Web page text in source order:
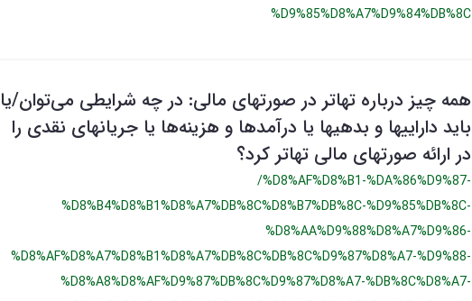
%D9%85%D8%A7%D9%84%DB%8C
همه چیز درباره تهاتر در صورتهای مالی: در چه شرایطی می‌توان/یا
باید داراييها و بدهيها یا درآمدها و هزينه‌ها یا جریانهای نقدی را
در ارائه صورتهای مالی تهاتر کرد؟
/%D8%AF%D8%B1-%DA%86%D9%87-
%D8%B4%D8%B1%D8%A7%DB%8C%D8%B7%DB%8C-%D9%85%DB%8C-
%D8%AA%D9%88%D8%A7%D9%86-
%D8%AF%D8%A7%D8%B1%D8%A7%DB%8C%DB%8C%D9%87%D8%A7-%D9%88-
%D8%A8%D8%AF%D9%87%DB%8C%D9%87%D8%A7-%DB%8C%D8%A7-